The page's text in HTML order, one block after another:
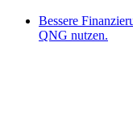
Bessere
QNG nutzen.